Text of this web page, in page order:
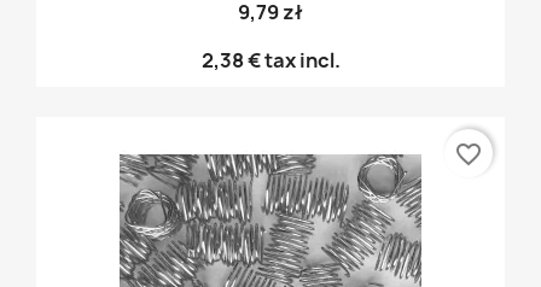
9,79 zł
2,38 €tax incl.
favorite_border